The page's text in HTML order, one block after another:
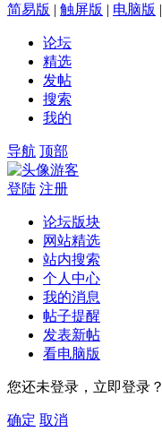
简易版 | 触屏版 | 电脑版 |
论坛
精选
发帖
搜索
我的
导航 顶部
游客
登陆 注册
论坛版块
网站精选
站内搜索
个人中心
我的消息
帖子提醒
发表新帖
看电脑版
您还未登录，立即登录？
确定 取消